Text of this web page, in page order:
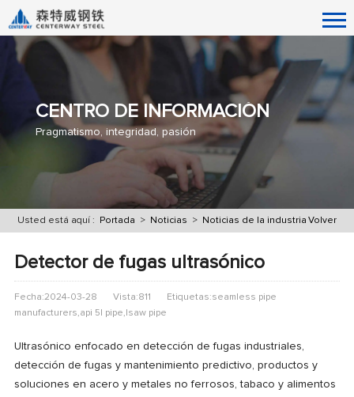
CENTRO DE INFORMACIÓN
Pragmatismo, integridad, pasión
Volver
Usted está aquí : Portada > Noticias > Noticias de la industria
Detector de fugas ultrasónico
Fecha:2024-03-28 Vista:811
Etiquetas:seamless pipe
manufacturers,api 5l pipe,lsaw pipe
Ultrasónico enfocado en detección de fugas industriales,
detección de fugas y mantenimiento predictivo, productos y
soluciones en acero y metales no ferrosos, tabaco y alimentos